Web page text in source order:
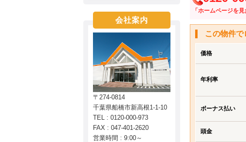
「ホームページを見
この物件
価格
年利率
ボーナス払い
頭金
会社案内
〒274-0814
千葉県船橋市新高根1-1-10
TEL : 0120-000-973
FAX : 047-401-2620
営業時間 : 9:00～